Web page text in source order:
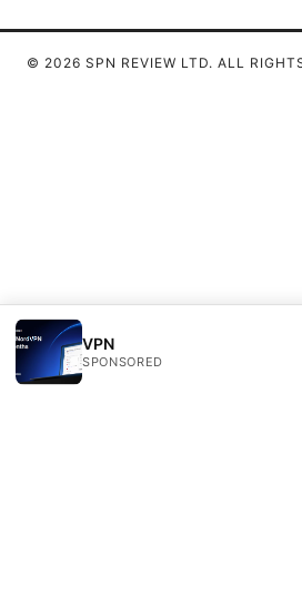
VPN
SPONSORED
© 2026 SPN REVIEW LTD. ALL